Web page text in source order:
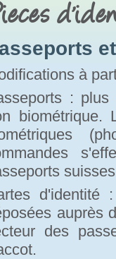
à
: plus
biométrique.
d'identité
auprès
des